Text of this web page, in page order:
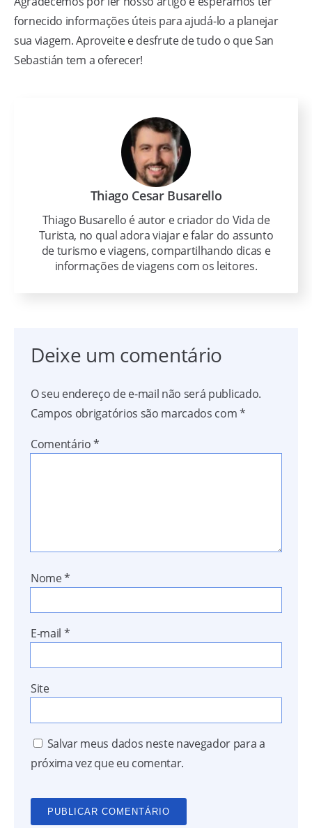
fornecido informações úteis para ajudá-lo a planejar
sua viagem. Aproveite e desfrute de tudo o que San
Sebastián tem a oferecer!
Thiago Cesar Busarello
Thiago Busarello é autor e criador do Vida de
Turista, no qual adora viajar e falar do assunto
de turismo e viagens, compartilhando dicas e
informações de viagens com os leitores.
Deixe um comentário
O seu endereço de e-mail não será publicado.
Campos obrigatórios são marcados com*
Comentário*
Nome*
E-mail *
Site
Salvar meus dados neste navegador para a
próxima vez que eu comentar.